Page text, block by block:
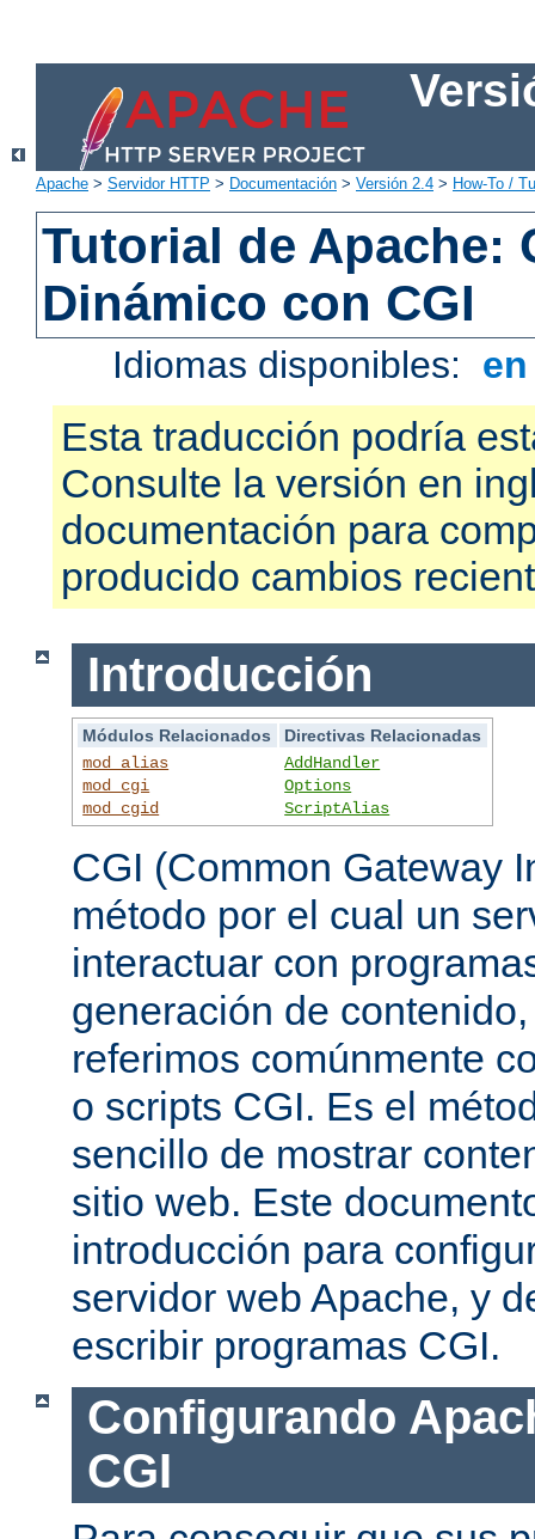
Apache > Servidor HTTP > Documentación > Versión 2.4 > How-To /
Tutorial de Apache:
Dinámico con CGI
Idiomas disponibles:
Esta traducción podría
Consulte la versión en
documentación para
producido cambios
Introducción
Módulos Relacionados
Directivas Relacionadas
mod_alias
mod_cgi
mod_cgid
AddHandler
Options
ScriptAlias
CGI (Common Gateway
método por el cual un
interactuar con
generación de
referimos comúnmente
o scripts CGI. Es el
sencillo de mostrar
sitio web. Este
introducción para
servidor web Apache, y
escribir programas CGI.
Configurando
CGI